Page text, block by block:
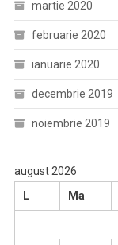
martie 2020
februarie 2020
ianuarie 2020
decembrie 2019
noiembrie 2019
august 2026
L
Ma